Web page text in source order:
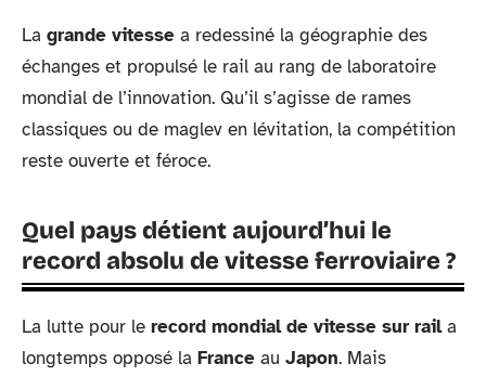
La grande vitesse a redessiné la géographie des
échanges et propulsé le rail au rang de laboratoire
mondial de l’innovation. Qu’il s’agisse de rames
classiques ou de maglev en lévitation, la compétition
reste ouverte et féroce.
Quel pays détient aujourd’hui le
record absolu de vitesse ferroviaire ?
La lutte pour le record mondial de vitesse sur raila
longtemps opposé la France au Japon. Mais